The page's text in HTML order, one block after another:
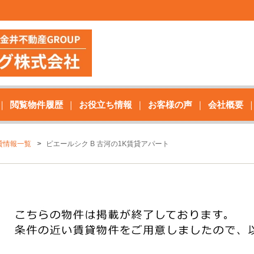
閲覧物件履歴 お役立ち情報 お客様の声 会社概要
情報一覧 ピエールシク B 古河の1K賃貸アパート